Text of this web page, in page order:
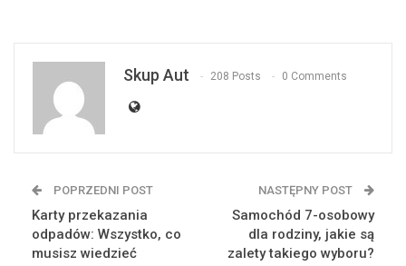
Skup Aut 208 Posts 0 Comments
POPRZEDNI POST
Karty przekazania
odpadów: Wszystko, co
musisz wiedzieć
NASTĘPNY POST
Samochód 7-osobowy
dla rodziny, jakie są
zalety takiego wyboru?